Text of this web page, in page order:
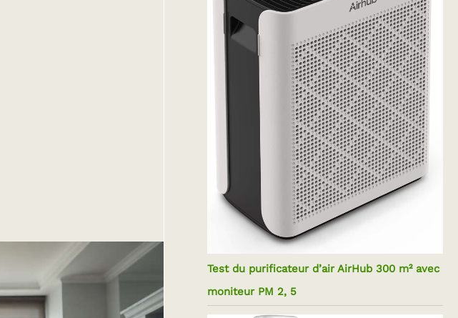
Test du purificateur d’air AirHub 300 m² avec
moniteur PM 2, 5